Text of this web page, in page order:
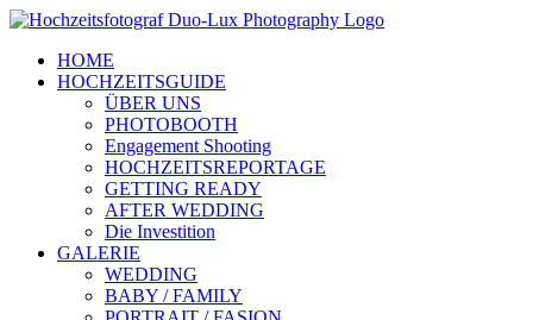
Zum
springenHOME
HOCHZEITSGUIDE
ÜBER UNS
PHOTOBOOTH
Engagement Shooting
HOCHZEITSREPORTAGE
GETTING READY
AFTER WEDDING
Die Investition
GALERIE
WEDDING
BABY / FAMILY